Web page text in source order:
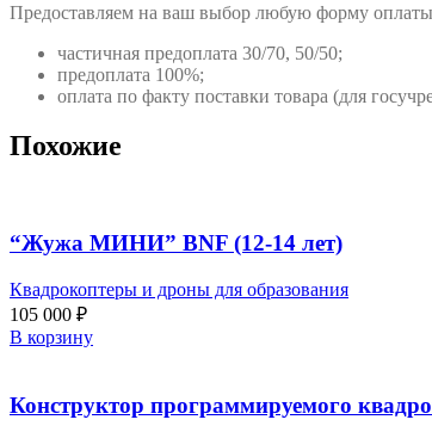
Предоставляем на ваш выбор любую форму
частичная предоплата 30/70, 50/50;
предоплата 100%;
оплата по факту поставки товара (для
Похожие
“Жужа МИНИ” BNF (12-14 лет)
Квадрокоптеры и дроны для образования
105 000 ₽
В корзину
Конструктор программируемого